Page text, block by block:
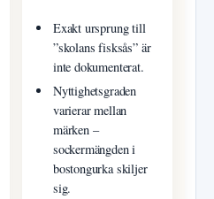
Exakt ursprung till
”skolans fisksås” är
inte dokumenterat.
Nyttighetsgraden
varierar mellan
märken –
sockermängden i
bostongurka skiljer
sig.